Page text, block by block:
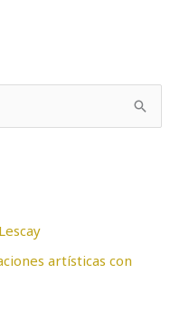
artísticas con